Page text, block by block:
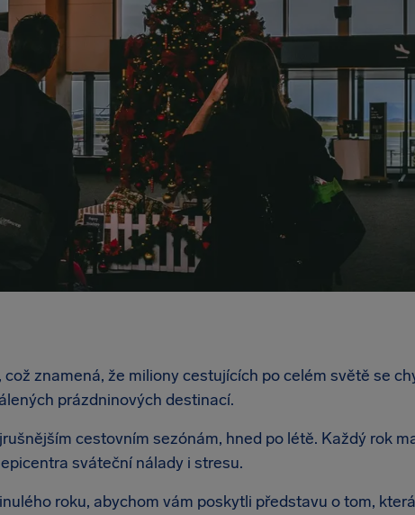
znamená, že miliony cestujících po celém světě se
prázdninových destinací.
cestovním sezónám, hned po létě. Každý rok
sváteční nálady i stresu.
roku, abychom vám poskytli představu o tom,